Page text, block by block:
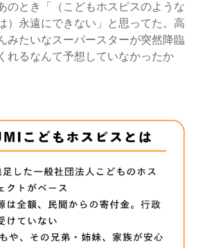
のとき「（こどもホスピスのような
）永遠にできない」と思ってた。高
みたいなスーパースターが突然降臨
れるなんて予想していなかったか